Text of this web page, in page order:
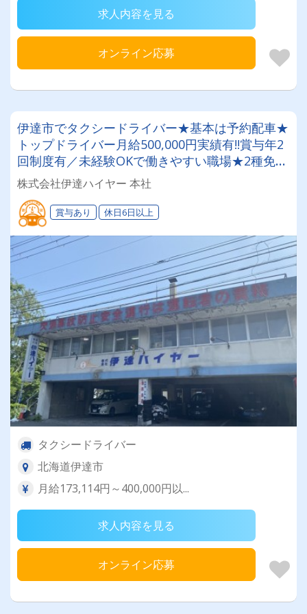
求人内容を見る
オンライン応募
伊達市でタクシードライバー★基本は予約配車★
トップドライバー月給500,000円実績有!!賞与年2
回制度有／未経験OKで働きやすい職場★2種免許
取得費用は会社負担！
株式会社伊達ハイヤー 本社
賞与あり 休日6日以上
タクシードライバー
北海道伊達市
月給173,114円～400,000円以...
求人内容を見る
オンライン応募